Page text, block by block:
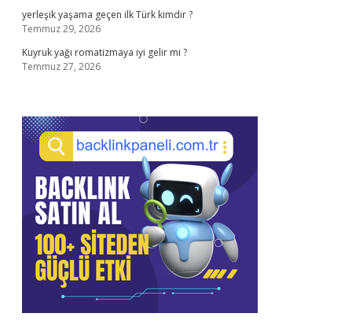
yerleşik yaşama geçen ilk Türk kimdir ?
Temmuz 29, 2026
Kuyruk yağı romatizmaya iyi gelir mi ?
Temmuz 27, 2026